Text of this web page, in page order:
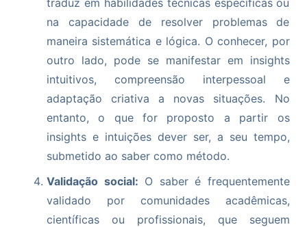
traduz em habilidades técnicas específicas ou
na capacidade de resolver problemas de
maneira sistemática e lógica. O conhecer, por
outro lado, pode se manifestar em insights
intuitivos, compreensão interpessoal e
adaptação criativa a novas situações. No
entanto, o que for proposto a partir os
insights e intuições dever ser, a seu tempo,
submetido ao saber como método.
Validação social: O saber é frequentemente
validado por comunidades acadêmicas,
científicas ou profissionais, que seguem